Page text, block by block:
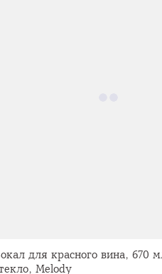
для красного вина, 670
Melody